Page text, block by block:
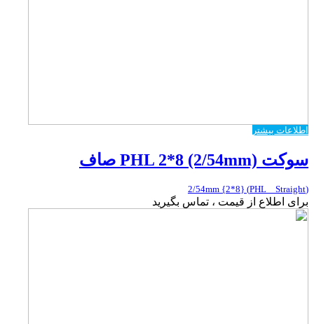
اطلاعات بیشتر
سوکت PHL 2*8 (2/54mm) صاف
(PHL _ Straight) {2*8} 2/54mm
برای اطلاع از قیمت ، تماس بگیرید